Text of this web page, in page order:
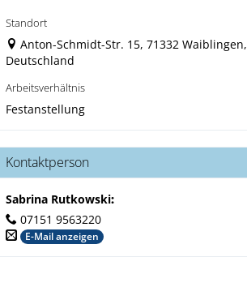
Standort
Anton-Schmidt-Str. 15, 71332 Waiblingen,
Deutschland
Arbeitsverhältnis
Festanstellung
Kontaktperson
Sabrina Rutkowski:
07151 9563220
E-Mail anzeigen